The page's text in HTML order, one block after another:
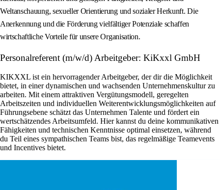
Weltanschauung, sexueller Orientierung und sozialer Herkunft. Die
Anerkennung und die Förderung vielfältiger Potenziale schaffen
wirtschaftliche Vorteile für unsere Organisation.
Personalreferent (m/w/d) Arbeitgeber: KiKxxl GmbH
KIKXXL ist ein hervorragender Arbeitgeber, der dir die Möglichkeit
bietet, in einer dynamischen und wachsenden Unternehmenskultur zu
arbeiten. Mit einem attraktiven Vergütungsmodell, geregelten
Arbeitszeiten und individuellen Weiterentwicklungsmöglichkeiten auf
Führungsebene schätzt das Unternehmen Talente und fördert ein
wertschätzendes Arbeitsumfeld. Hier kannst du deine kommunikativen
Fähigkeiten und technischen Kenntnisse optimal einsetzen, während
du Teil eines sympathischen Teams bist, das regelmäßige Teamevents
und Incentives bietet.